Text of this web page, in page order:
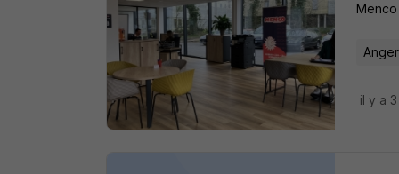
Menco
il y a